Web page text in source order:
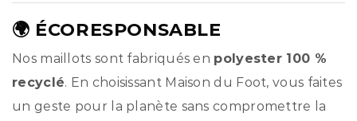
🌍 ÉCORESPONSABLE
Nos maillots sont fabriqués en polyester 100 %
recyclé. En choisissant Maison du Foot, vous faites
un geste pour la planète sans compromettre la